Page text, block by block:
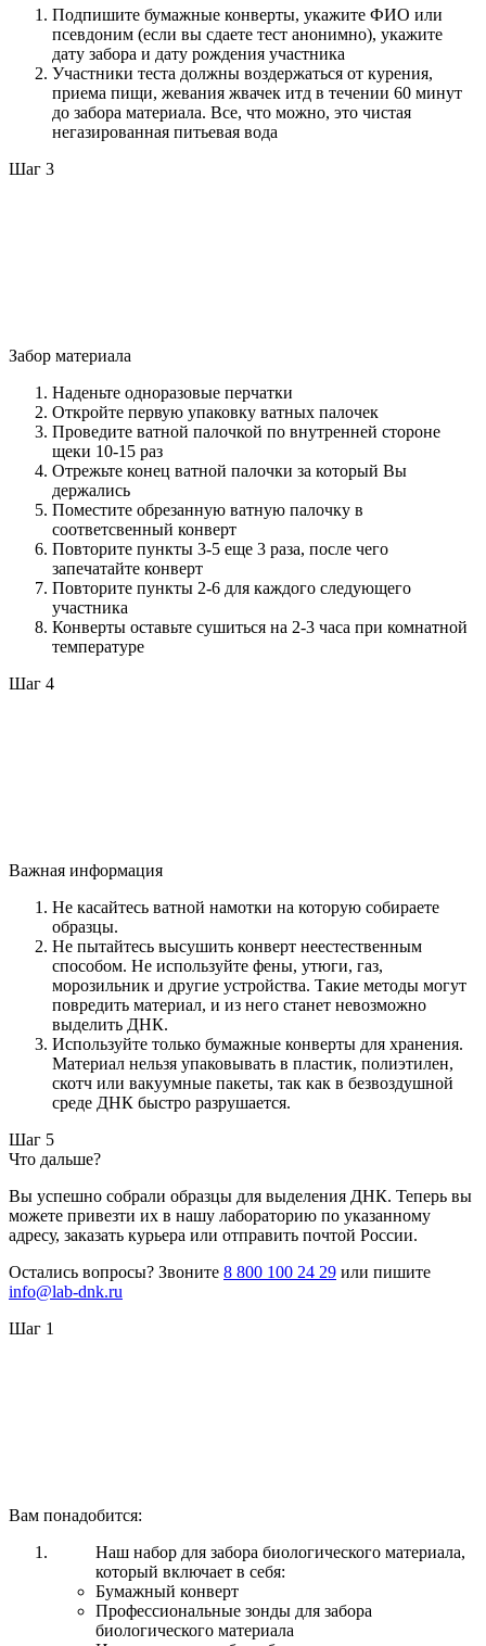
Подпишите бумажные конверты, укажите ФИО или
псевдоним (если вы сдаете тест анонимно), укажите
дату забора и дату рождения участника
Участники теста должны воздержаться от курения,
приема пищи, жевания жвачек итд в течении 60 минут
до забора материала. Все, что можно, это чистая
негазированная питьевая вода
Шаг 3
Забор материала
Наденьте одноразовые перчатки
Откройте первую упаковку ватных палочек
Проведите ватной палочкой по внутренней стороне
щеки 10-15 раз
Отрежьте конец ватной палочки за который Вы
держались
Поместите обрезанную ватную палочку в
соответсвенный конверт
Повторите пункты 3-5 еще 3 раза, после чего
запечатайте конверт
Повторите пункты 2-6 для каждого следующего
участника
Конверты оставьте сушиться на 2-3 часа при комнатной
температуре
Шаг 4
Важная информация
Не касайтесь ватной намотки на которую собираете
образцы.
Не пытайтесь высушить конверт неестественным
способом. Не используйте фены, утюги, газ,
морозильник и другие устройства. Такие методы могут
повредить материал, и из него станет невозможно
выделить ДНК.
Используйте только бумажные конверты для хранения.
Материал нельзя упаковывать в пластик, полиэтилен,
скотч или вакуумные пакеты, так как в безвоздушной
среде ДНК быстро разрушается.
Шаг 5
Что дальше?
Вы успешно собрали образцы для выделения ДНК. Теперь вы
можете привезти их в нашу лабораторию по указанному
адресу, заказать курьера или отправить почтой России.
Остались вопросы? Звоните 8 800 100 24 29 или пишите
info@lab-dnk.ru
Шаг 1
Вам понадобится:
Наш набор для забора биологического материала,
который включает в себя:
Бумажный конверт
Профессиональные зонды для забора
биологического материала